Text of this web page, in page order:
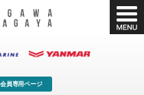
会員専用ページ